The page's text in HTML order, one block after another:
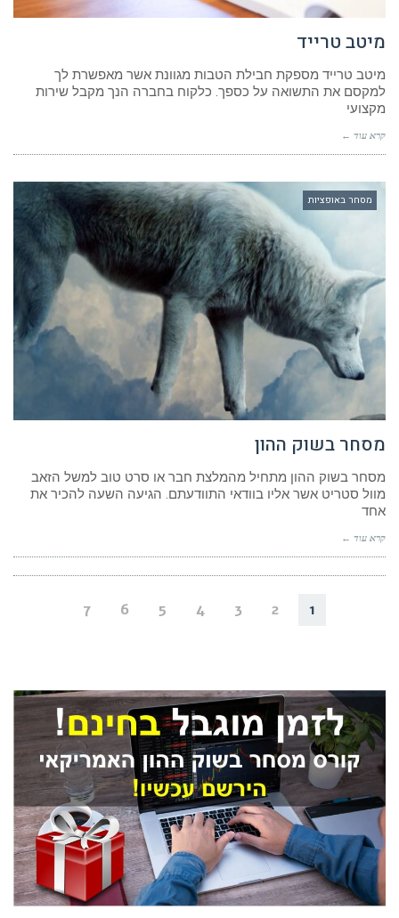
מיטב טרייד
מיטב טרייד מספקת חבילת הטבות מגוונת אשר מאפשרת לך
למקסם את התשואה על כספך. כלקוח בחברה הנך מקבל שירות
מקצועי
קרא עוד ←
מסחר באופציות
מסחר בשוק ההון
מסחר בשוק ההון מתחיל מהמלצת חבר או סרט טוב למשל הזאב
מוול סטריט אשר אליו בוודאי התוודעתם. הגיעה השעה להכיר את
אחד
קרא עוד ←
1
2
3
4
5
6
7